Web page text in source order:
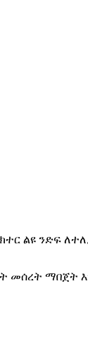
ልዩ ንድፍ
መሰረት ማበጀት